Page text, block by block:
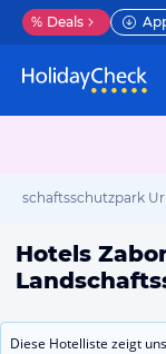
% Deals
Hotels
Diese Hotelliste zeigt